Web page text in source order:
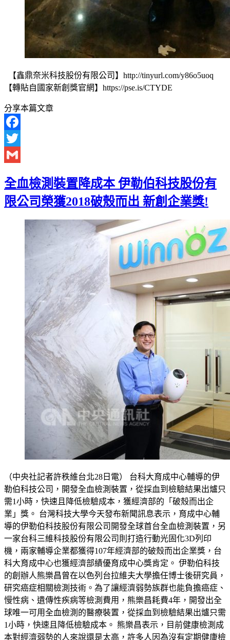
【鑫鼎奈米科技股份有限公司】http://tinyurl.com/y86o5uoq
【轉貼自國家新創獎官網】https://pse.is/CTYDE
分享本篇文章
Facebook
Twitter
全血檢測裝置降成本 伊勒伯科技股份有
限公司榮獲2018破殼而出 新創企業獎!
（中央社記者許秩維台北28日電） 台科大育成中心輔導的伊
勒伯科技公司，開發全血檢測裝置，從採血到檢驗結果出爐只
需1小時，快速且降低檢驗成本，獲經濟部的「破殼而出企
業」獎。 台灣科技大學今天發布新聞訊息表示，育成中心輔
導的伊勒伯科技股份有限公司開發全球首台全血檢測裝置，另
一家台科三維科技股份有限公司則打造行動光固化3D列印
機，兩家輔導企業都獲得107年經濟部的破殼而出企業獎，台
科大育成中心也獲經濟部績優育成中心獎肯定。 伊勒伯科技
的創辦人熊樂昌曾在以色列台拉維夫大學擔任博士後研究員，
研究癌症相關檢測技術。為了讓經濟弱勢族群也能負擔癌症、
慢性病、遺傳性疾病等檢測費用，熊樂昌耗費4年，開發出全
球唯一可用全血檢測的醫療裝置，從採血到檢驗結果出爐只需
1小時，快速且降低檢驗成本。 熊樂昌表示，目前健康檢測成
本對經濟弱勢的人來說還是太高，許多人因為沒有定期健康檢